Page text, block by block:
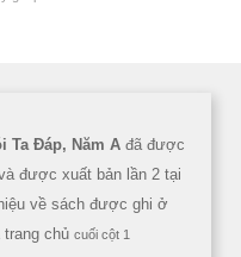
Ta Đáp, Năm A đã được
được xuất bản lần 2 tại
về sách được ghi ở
trang chủ cuối cột 1